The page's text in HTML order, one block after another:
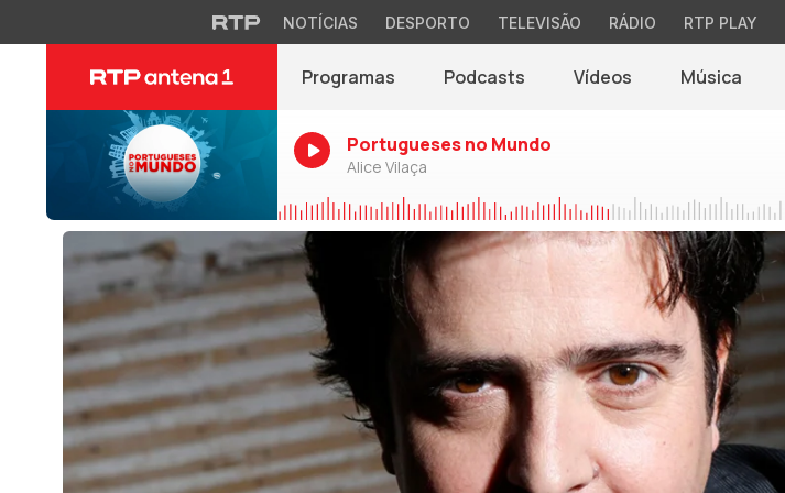
NOTÍCIAS DESPORTO TELEVISÃO RÁDIO RTP PLAY
Programas Podcasts Vídeos Música
Portugueses no Mundo
Alice Vilaça